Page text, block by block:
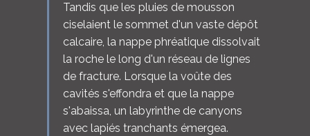
Tandis que les pluies de mousson
ciselaient le sommet d'un vaste dépôt
calcaire, la nappe phréatique dissolvait
la roche le long d'un réseau de lignes
de fracture. Lorsque la voûte des
cavités s'effondra et que la nappe
s'abaissa, un labyrinthe de canyons
avec lapiés tranchants émergea.